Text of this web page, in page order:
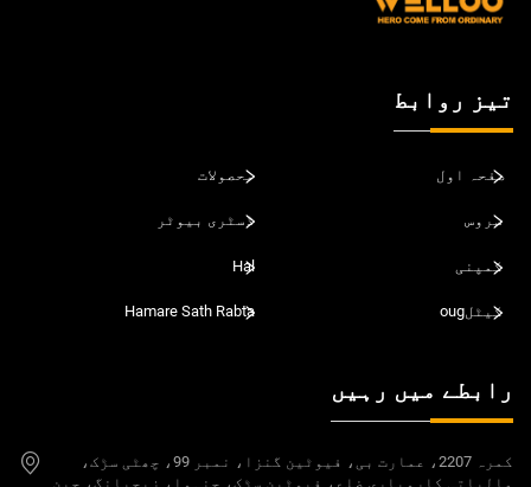
تیز روابط
صفحہ اول محصولات
سروس ڈسٹری بیوٹر
کمپنی
کیٹلoug
رابطے میں رہیں
کمرہ 2207، عمارت بی، فیوٹین گنزا، نمبر 99، چھٹی سڑک،
مالیاتی کاروباری ضلع، فیوٹین سڑک، جنہوا، زیجیانگ، چین